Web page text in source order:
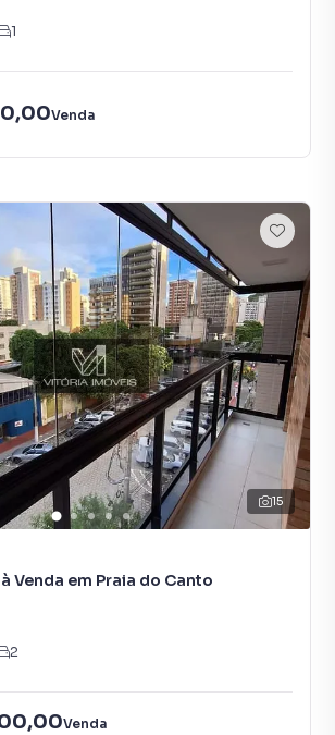
1
Venda
15
Venda em Praia do Canto
2
Venda